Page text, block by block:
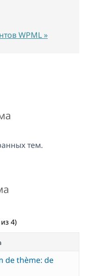
тем.
4)
de thème: de
WPML »